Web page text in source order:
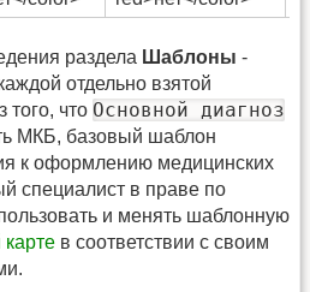
раздела Шаблоны -
отдельно взятой
того, что Основной диагноз
МКБ, базовый шаблон
к оформлению медицинских
специалист в праве по
и менять шаблонную
в соответствии с своим